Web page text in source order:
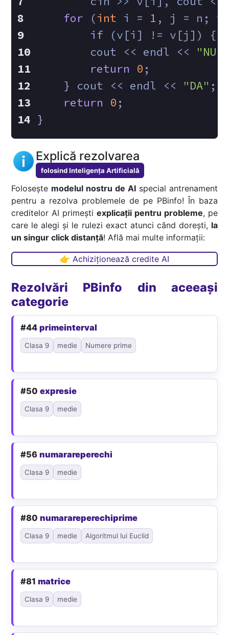
for (int i = 1 , j = n; i
if (v[i] != v[j]) {
        cout << endl <<
"NU"
return
0 ;
    } cout << endl <<
"DA" ;
return
0 ;
}
Explică rezolvarea
folosind Inteligența Artificială
Folosește modelul nostru de AIspecial antrenament
pentru a rezolva problemele de pe PBinfo! În baza
creditelor AI primești explicații pentru probleme, pe
care le alegi și le rulezi exact atunci când dorești, la
un singur click distanță! Află mai multe informații:
👉 Achiziționează credite AI
Rezolvări PBinfo din aceeași
categorie
#44primeinterval
Clasa 9 medie Numere prime
#50expresie
Clasa 9 medie
#56numarareperechi
Clasa 9 medie
#80numarareperechiprime
Clasa 9 medie Algoritmul lui Euclid
#81matrice
Clasa 9 medie